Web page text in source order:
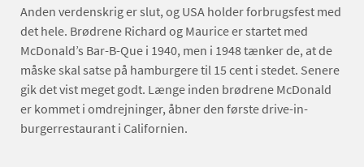
Anden verdenskrig er slut, og USA holder forbrugsfest med
det hele. Brødrene Richard og Maurice er startet med
McDonald’s Bar-B-Que i 1940, men i 1948 tænker de, at de
måske skal satse på hamburgere til 15 cent i stedet. Senere
gik det vist meget godt. Længe inden brødrene McDonald
er kommet i omdrejninger, åbner den første drive-in-
burgerrestaurant i Californien.